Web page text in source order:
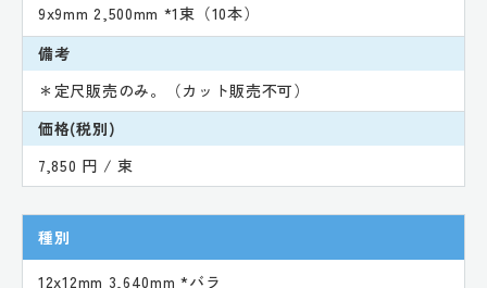
9x9mm 2,500mm *1束（10本）
備考
＊定尺販売のみ。（カット販売不可）
価格(税別)
7,850 円 / 束
種別
12x12mm 3,640mm *バラ